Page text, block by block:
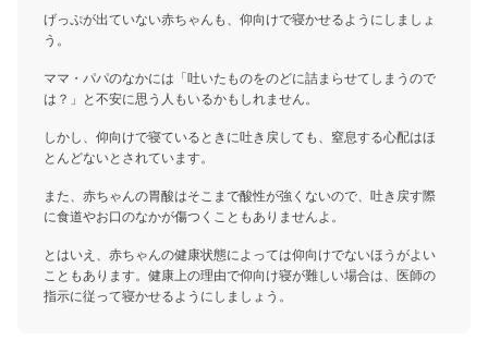
げっぷが出ていない赤ちゃんも、仰向けで寝かせるようにしましょ
う。
ママ・パパのなかには「吐いたものをのどに詰まらせてしまうので
は？」と不安に思う人もいるかもしれません。
しかし、仰向けで寝ているときに吐き戻しても、窒息する心配はほ
とんどないとされています。
また、赤ちゃんの胃酸はそこまで酸性が強くないので、吐き戻す際
に食道やお口のなかが傷つくこともありませんよ。
とはいえ、赤ちゃんの健康状態によっては仰向けでないほうがよい
こともあります。健康上の理由で仰向け寝が難しい場合は、医師の
指示に従って寝かせるようにしましょう。